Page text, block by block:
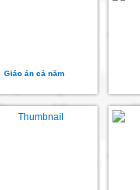
Giáo án cả năm